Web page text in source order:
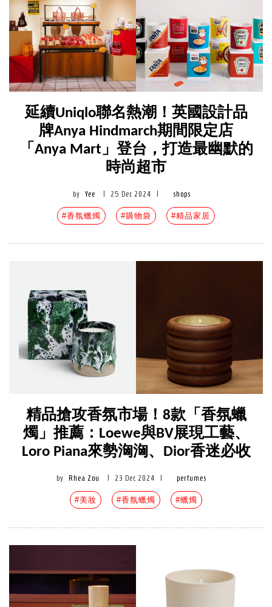
延續Uniqlo聯名熱潮！英國設計品
牌Anya Hindmarch期間限定店
「Anya Mart」登台，打造最幽默的
時尚超市
by Yee 25 Dec 2024 shops
#香氛蠟燭 #購物袋 #精品家居
精品搶攻香氛市場！8款「香氛蠟
燭」推薦：Loewe與BV展現工藝、
Loro Piana來勢洶洶、Dior香迷必收
by Rhea Zou 23 Dec 2024 perfumes
#美妝 #香氛蠟燭 #蠟燭